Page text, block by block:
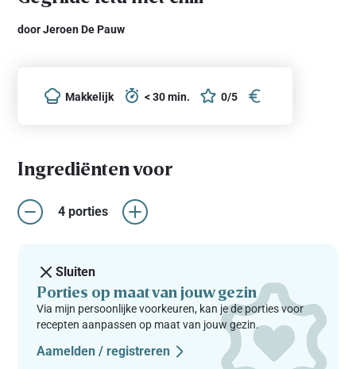
door Jeroen De Pauw
Makkelijk < 30 min. 0/5
Ingrediënten voor
4 porties
Sluiten
Porties op maat van jouw gezin
Via mijn persoonlijke voorkeuren, kan je de porties voor
recepten aanpassen op maat van jouw gezin.
Aamelden / registreren